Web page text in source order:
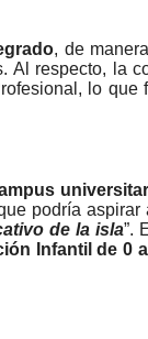
, de
Al respecto, la
lo que
podría aspirar
de la isla”.
Infantil de 0